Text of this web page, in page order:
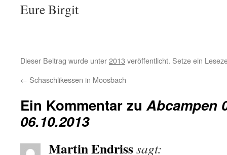
Eure Birgit
Dieser Beitrag wurde unter2013 veröffentlicht. Setze ein
← Schaschlikessen in Moosbach
Ein Kommentar zuAbcampen
06.10.2013
Martin Endrisssagt: